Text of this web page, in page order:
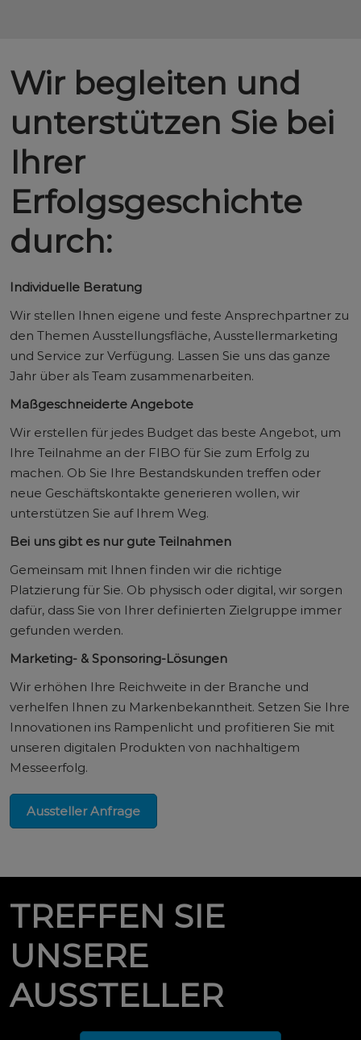
Wir begleiten und
unterstützen Sie bei
Ihrer
Erfolgsgeschichte
durch:
Individuelle Beratung
Wir stellen Ihnen eigene und feste Ansprechpartner zu
den Themen Ausstellungsfläche, Ausstellermarketing
und Service zur Verfügung. Lassen Sie uns das ganze
Jahr über als Team zusammenarbeiten.
Maßgeschneiderte Angebote
Wir erstellen für jedes Budget das beste Angebot, um
Ihre Teilnahme an der FIBO für Sie zum Erfolg zu
machen. Ob Sie Ihre Bestandskunden treffen oder
neue Geschäftskontakte generieren wollen, wir
unterstützen Sie auf Ihrem Weg.
Bei uns gibt es nur gute Teilnahmen
Gemeinsam mit Ihnen finden wir die richtige
Platzierung für Sie. Ob physisch oder digital, wir sorgen
dafür, dass Sie von Ihrer definierten Zielgruppe immer
gefunden werden.
Marketing- & Sponsoring-Lösungen
Wir erhöhen Ihre Reichweite in der Branche und
verhelfen Ihnen zu Markenbekanntheit. Setzen Sie Ihre
Innovationen ins Rampenlicht und profitieren Sie mit
unseren digitalen Produkten von nachhaltigem
Messeerfolg.
Aussteller Anfrage
TREFFEN SIE
UNSERE
AUSSTELLER